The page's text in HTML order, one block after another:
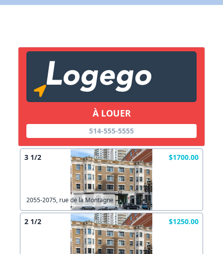
À LOUER
514-555-5555
3 1/2 $1700.00
2055-2075, rue de la Montagne
2 1/2 $1250.00
Copier lien
X Fermer Envoyez